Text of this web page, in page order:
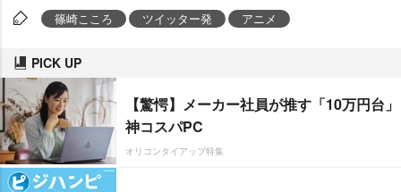
篠崎こころ ツイッター発 アニメ
PICK UP
【驚愕】メーカー社員が推す「10万円台」
神コスパPC
オリコンタイアップ特集